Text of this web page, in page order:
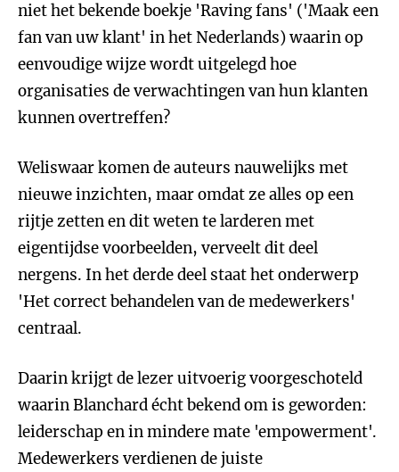
niet het bekende boekje 'Raving fans' ('Maak een
fan van uw klant' in het Nederlands) waarin op
eenvoudige wijze wordt uitgelegd hoe
organisaties de verwachtingen van hun klanten
kunnen overtreffen?
Weliswaar komen de auteurs nauwelijks met
nieuwe inzichten, maar omdat ze alles op een
rijtje zetten en dit weten te larderen met
eigentijdse voorbeelden, verveelt dit deel
nergens. In het derde deel staat het onderwerp
'Het correct behandelen van de medewerkers'
centraal.
Daarin krijgt de lezer uitvoerig voorgeschoteld
waarin Blanchard écht bekend om is geworden:
leiderschap en in mindere mate 'empowerment'.
Medewerkers verdienen de juiste